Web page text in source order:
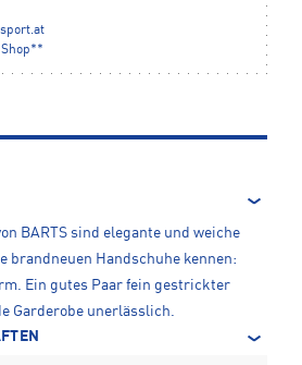
BARTS sind elegante und weiche
brandneuen Handschuhe kennen:
Ein gutes Paar fein gestrickter
Garderobe unerlässlich.